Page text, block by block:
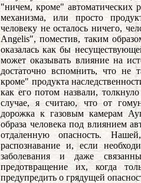
"ничем, кроме" автоматических
механизма, или просто
человеку не осталось ничего,
Angelis", поместив, таким
оказалась как бы
может оказывать влияние на
достаточно вспомнить, что не
кроме" продукта
как его потом назвали,
случае, я считаю, что от
дорожка к газовым камерам
образа человека под влиянием
отдаленную опасность.
распознавание и, если
заболевания и даже
предотвращение их, когда
предупредить о грядущей